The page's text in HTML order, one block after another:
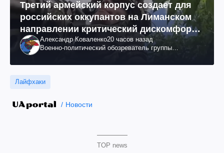
Третий армейский корпус создает для
российских оккупантов на Лиманском
направлении критический дискомфорт:
как это удалось
Александр Коваленко20 часов назад
Военно-политический обозреватель группы
Лайфхаки
Новости
TOP news